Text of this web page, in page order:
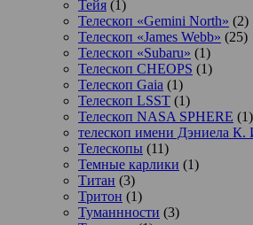
Тейя (1)
Телескоп «Gemini North» (2)
Телескоп «James Webb» (25)
Телескоп «Subaru» (1)
Телескоп CHEOPS (1)
Телескоп Gaia (1)
Телескоп LSST (1)
Телескоп NASA SPHERE (1)
телескоп имени Дэниела К.
Телескопы (11)
Темные карлики (1)
Титан (3)
Тритон (1)
Туманнности (3)